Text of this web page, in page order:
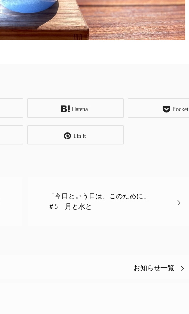
Hatena Pocket
Pin it
「今日という日は、このために」
＃5 月と水と
お知らせ一覧